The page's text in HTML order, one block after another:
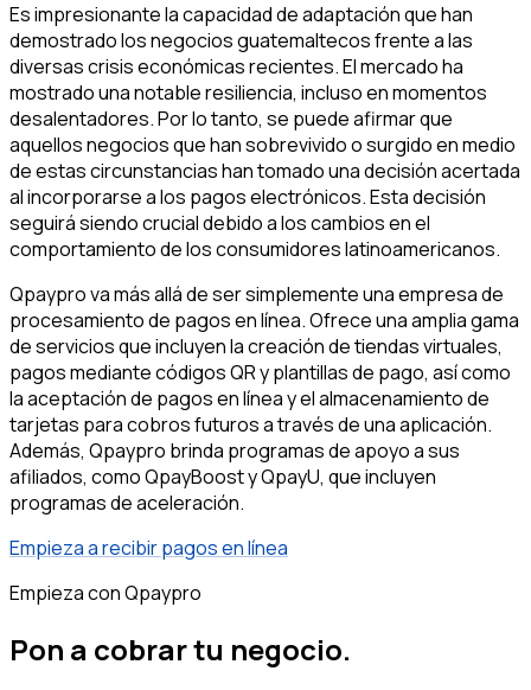
Es impresionante la capacidad de adaptación que han
demostrado los negocios guatemaltecos frente a las
diversas crisis económicas recientes. El mercado ha
mostrado una notable resiliencia, incluso en momentos
desalentadores. Por lo tanto, se puede afirmar que
aquellos negocios que han sobrevivido o surgido en medio
de estas circunstancias han tomado una decisión acertada
al incorporarse a los pagos electrónicos. Esta decisión
seguirá siendo crucial debido a los cambios en el
comportamiento de los consumidores latinoamericanos.
Qpaypro va más allá de ser simplemente una empresa de
procesamiento de pagos en línea. Ofrece una amplia gama
de servicios que incluyen la creación de tiendas virtuales,
pagos mediante códigos QR y plantillas de pago, así como
la aceptación de pagos en línea y el almacenamiento de
tarjetas para cobros futuros a través de una aplicación.
Además, Qpaypro brinda programas de apoyo a sus
afiliados, como QpayBoost y QpayU, que incluyen
programas de aceleración.
Empieza a recibir pagos en línea
Empieza con Qpaypro
Pon a cobrar tu negocio.